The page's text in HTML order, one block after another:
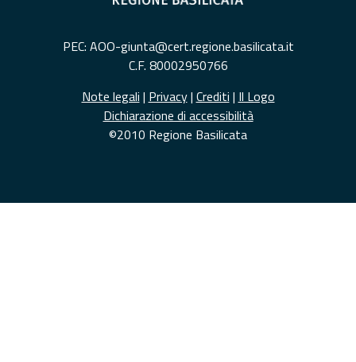
PEC: AOO-giunta@cert.regione.basilicata.it
C.F. 80002950766
Note legali | Privacy| Crediti | Il Logo
Dichiarazione di accessibilità
©2010 Regione Basilicata